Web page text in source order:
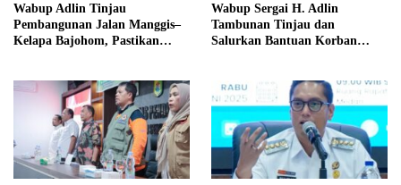
Wabup Adlin Tinjau
Pembangunan Jalan Manggis–
Kelapa Bajohom, Pastikan
Wabup Sergai H. Adlin
Tambunan Tinjau dan
Salurkan Bantuan Korban